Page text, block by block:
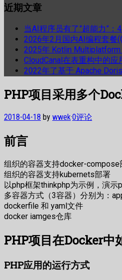
近期文章
当AI程序员有了”超能力”：
2026年2月国内AI编程套餐
2025年 Kotlin
CloudCanal在表重构中的
2022年了基于 Apache
PHP项目采用多个
2018-04-18 by wwek·0评论
前言
组织的容器支持docker-compose
组织的容器支持kubernets部署
以php框架thinkphp为示例，演
多容器方式（3容器）分别为：
dockerfile 和 yaml文件
docker iamges仓库
PHP项目在Docker中
PHP应用的运行方式